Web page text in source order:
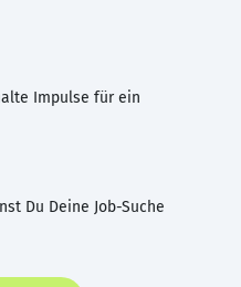
Impulse für ein
Du Deine Job-Suche